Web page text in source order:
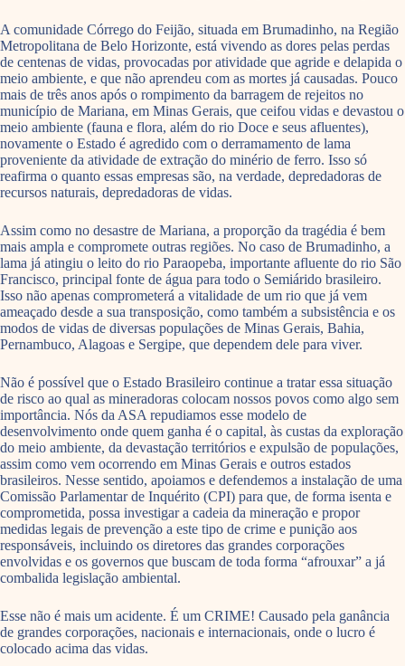
A comunidade Córrego do Feijão, situada em Brumadinho, na Região
Metropolitana de Belo Horizonte, está vivendo as dores pelas perdas
de centenas de vidas, provocadas por atividade que agride e delapida o
meio ambiente, e que não aprendeu com as mortes já causadas. Pouco
mais de três anos após o rompimento da barragem de rejeitos no
município de Mariana, em Minas Gerais, que ceifou vidas e devastou o
meio ambiente (fauna e flora, além do rio Doce e seus afluentes),
novamente o Estado é agredido com o derramamento de lama
proveniente da atividade de extração do minério de ferro. Isso só
reafirma o quanto essas empresas são, na verdade, depredadoras de
recursos naturais, depredadoras de vidas.
Assim como no desastre de Mariana, a proporção da tragédia é bem
mais ampla e compromete outras regiões. No caso de Brumadinho, a
lama já atingiu o leito do rio Paraopeba, importante afluente do rio São
Francisco, principal fonte de água para todo o Semiárido brasileiro.
Isso não apenas comprometerá a vitalidade de um rio que já vem
ameaçado desde a sua transposição, como também a subsistência e os
modos de vidas de diversas populações de Minas Gerais, Bahia,
Pernambuco, Alagoas e Sergipe, que dependem dele para viver.
Não é possível que o Estado Brasileiro continue a tratar essa situação
de risco ao qual as mineradoras colocam nossos povos como algo sem
importância. Nós da ASA repudiamos esse modelo de
desenvolvimento onde quem ganha é o capital, às custas da exploração
do meio ambiente, da devastação territórios e expulsão de populações,
assim como vem ocorrendo em Minas Gerais e outros estados
brasileiros. Nesse sentido, apoiamos e defendemos a instalação de uma
Comissão Parlamentar de Inquérito (CPI) para que, de forma isenta e
comprometida, possa investigar a cadeia da mineração e propor
medidas legais de prevenção a este tipo de crime e punição aos
responsáveis, incluindo os diretores das grandes corporações
envolvidas e os governos que buscam de toda forma “afrouxar” a já
combalida legislação ambiental.
Esse não é mais um acidente. É um CRIME! Causado pela ganância
de grandes corporações, nacionais e internacionais, onde o lucro é
colocado acima das vidas.